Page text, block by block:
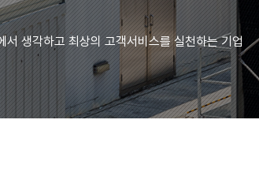
서 생각하고 최상의 고객서비스를 실천하는 기업